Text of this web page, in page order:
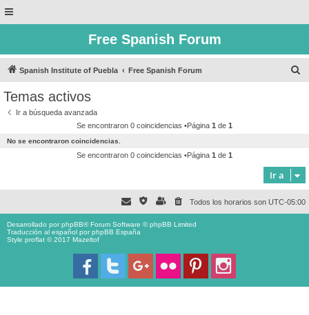
Free Spanish Forum
Spanish Institute of Puebla Free Spanish Forum
Temas activos
Ir a búsqueda avanzada
Se encontraron 0 coincidencias •Página 1 de 1
No se encontraron coincidencias.
Se encontraron 0 coincidencias •Página 1 de 1
Ir a
Todos los horarios son UTC-05:00
Desarrollado porphpBB® Forum Software © phpBB Limited
Traducción al español porphpBB España
Style proflat © 2017 Mazeltof